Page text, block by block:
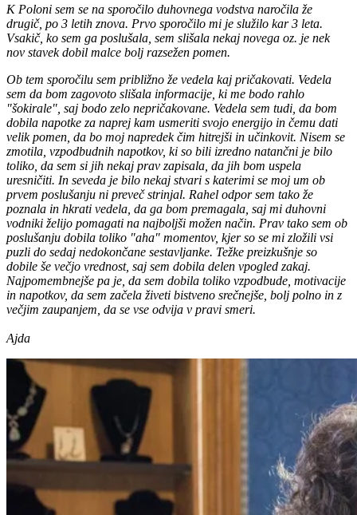
K Poloni sem se na sporočilo duhovnega vodstva naročila že
drugič, po 3 letih znova. Prvo sporočilo mi je služilo kar 3 leta.
Vsakič, ko sem ga poslušala, sem slišala nekaj novega oz. je nek
nov stavek dobil malce bolj razsežen pomen.
Ob tem sporočilu sem približno že vedela kaj pričakovati. Vedela
sem da bom zagovoto slišala informacije, ki me bodo rahlo
"šokirale", saj bodo zelo nepričakovane. Vedela sem tudi, da bom
dobila napotke za naprej kam usmeriti svojo energijo in čemu dati
velik pomen, da bo moj napredek čim hitrejši in učinkovit. Nisem se
zmotila, vzpodbudnih napotkov, ki so bili izredno natančni je bilo
toliko, da sem si jih nekaj prav zapisala, da jih bom uspela
uresničiti. In seveda je bilo nekaj stvari s katerimi se moj um ob
prvem poslušanju ni preveč strinjal. Rahel odpor sem tako že
poznala in hkrati vedela, da ga bom premagala, saj mi duhovni
vodniki želijo pomagati na najboljši možen način. Prav tako sem ob
poslušanju dobila toliko "aha" momentov, kjer so se mi zložili vsi
puzli do sedaj nedokončane sestavljanke. Težke preizkušnje so
dobile še večjo vrednost, saj sem dobila delen vpogled zakaj.
Najpomembnejše pa je, da sem dobila toliko vzpodbude, motivacije
in napotkov, da sem začela živeti bistveno srečnejše, bolj polno in z
večjim zaupanjem, da se vse odvija v pravi smeri.
Ajda